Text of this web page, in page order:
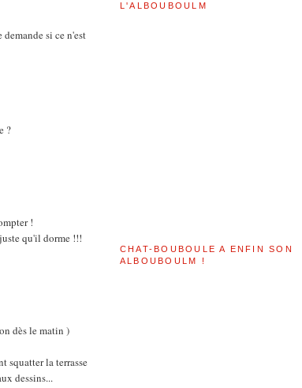
si ce n'est
?
!
qu'il dorme !!!
dès le matin )
squatter la terrasse
dessins...
L'ALBOUBOULM
CHAT-BOUBOULE A ENFIN SON
ALBOUBOULM !